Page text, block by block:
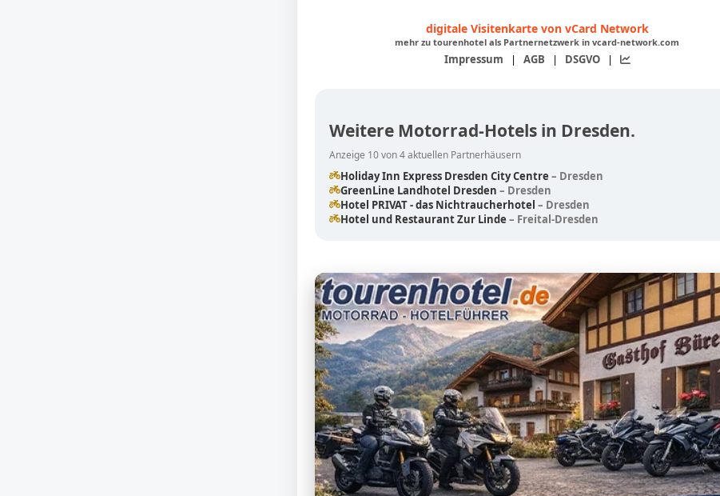
digitale Visitenkarte von vCard Network
mehr zu tourenhotel als Partnernetzwerk in vcard-network.com
Impressum | AGB | DSGVO |
Weitere Motorrad-Hotels in Dresden.
Anzeige 10 von 4 aktuellen Partnerhäusern
Holiday Inn Express Dresden City Centre – Dresden
GreenLine Landhotel Dresden – Dresden
Hotel PRIVAT - das Nichtraucherhotel – Dresden
Hotel und Restaurant Zur Linde – Freital-Dresden